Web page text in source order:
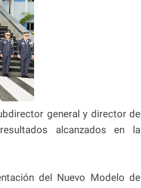
general y director de
alcanzados en la
del Nuevo Modelo de